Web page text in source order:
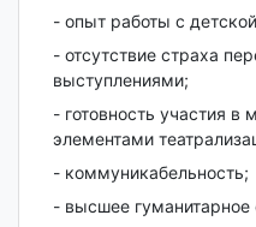
- опыт работы с
- отсутствие страха
выступлениями;
- готовность участия
элементами
- коммуникабельность;
- высшее гуманитарное